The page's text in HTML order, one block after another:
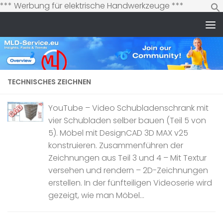
*** Werbung für elektrische Handwerkzeuge ***
Inhalt
TECHNISCHES ZEICHNEN
YouTube – Video Schubladenschrank mit
vier Schubladen selber bauen (Teil 5 von
5). Möbel mit DesignCAD 3D MAX v25
konstruieren. Zusammenführen der
Zeichnungen aus Teil 3 und 4 – Mit Textur
versehen und rendern – 2D-Zeichnungen
erstellen. In der fünfteiligen Videoserie wird
gezeigt, wie man Möbel...